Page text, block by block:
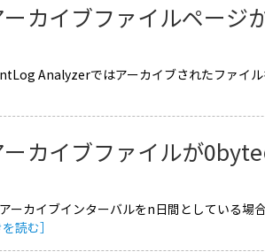
ーカイブファイルページ
Analyzerではアーカイブされたファイ
ーカイブファイルが
ーカイブインターバルをn日間としている場
を読む］